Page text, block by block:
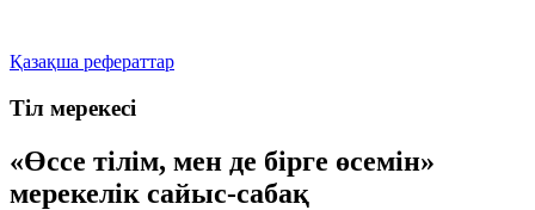
Қазақша рефераттар
Тіл мерекесі
«Өссе тілім, мен де бірге өсемін»
мерекелік сайыс-сабақ